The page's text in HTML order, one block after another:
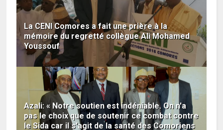
La CENI Comores a fait une prière à la
mémoire du regretté collègue Ali Mohamed
Youssouf
Azali: « Notre soutien est indéniable. On n'a
pas le choix que de soutenir ce combat contre
le Sida car il s'agit de la santé des Comoriens